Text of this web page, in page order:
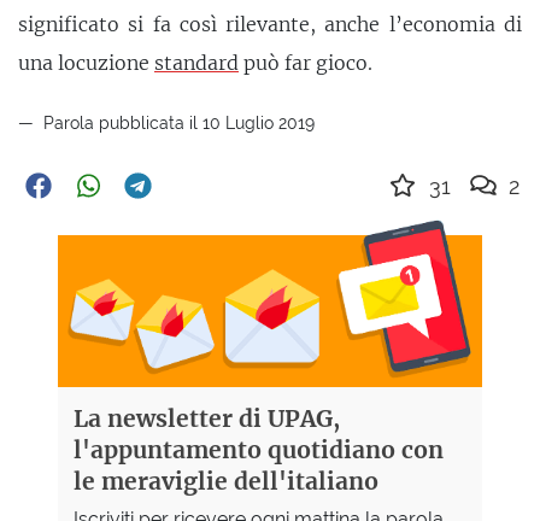
significato si fa così rilevante, anche l’economia di
una locuzione standard può far gioco.
Parola pubblicata il 10 Luglio 2019
31 2
La newsletter di UPAG,
l'appuntamento quotidiano con
le meraviglie dell'italiano